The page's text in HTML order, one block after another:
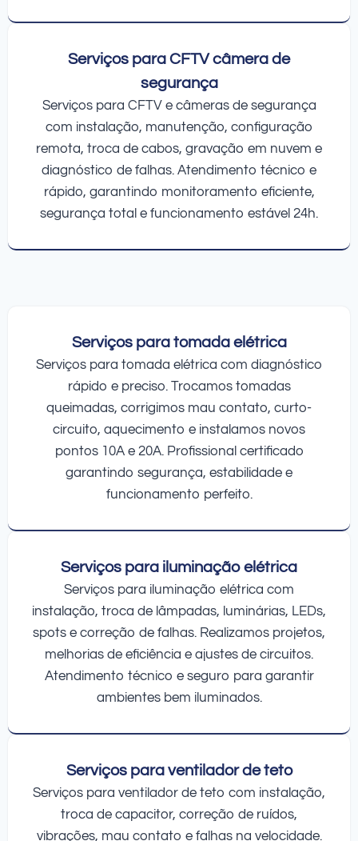
Serviços para CFTV câmera de
segurança
Serviços para CFTV e câmeras de segurança
com instalação, manutenção, configuração
remota, troca de cabos, gravação em nuvem e
diagnóstico de falhas. Atendimento técnico e
rápido, garantindo monitoramento eficiente,
segurança total e funcionamento estável 24h.
Serviços para tomada elétrica
Serviços para tomada elétrica com diagnóstico
rápido e preciso. Trocamos tomadas
queimadas, corrigimos mau contato, curto-
circuito, aquecimento e instalamos novos
pontos 10A e 20A. Profissional certificado
garantindo segurança, estabilidade e
funcionamento perfeito.
Serviços para iluminação elétrica
Serviços para iluminação elétrica com
instalação, troca de lâmpadas, luminárias, LEDs,
spots e correção de falhas. Realizamos projetos,
melhorias de eficiência e ajustes de circuitos.
Atendimento técnico e seguro para garantir
ambientes bem iluminados.
Serviços para ventilador de teto
Serviços para ventilador de teto com instalação,
troca de capacitor, correção de ruídos,
vibrações, mau contato e falhas na velocidade.